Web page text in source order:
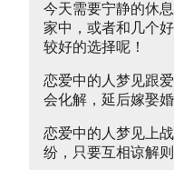
今天需要宁静的休
家中，或者和几个
较好的选择呢！
恋爱中的人梦见跟
会化解，延后嫁娶婚
恋爱中的人梦见上
纷，只要互相谅解则